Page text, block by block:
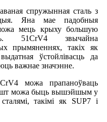
спружынная сталь з
Яна мае падобныя
мець крыху большую
51CrV4 звычайна
прымяненнях, такіх як
ўстойлівасць да
важнае значэнне.
можа прапаноўваць
можа быць вышэйшым у
такімі як SUP7 і